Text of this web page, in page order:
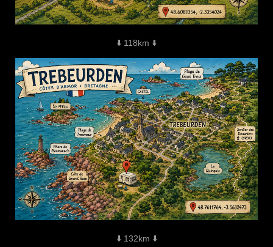
⬇️ 118km ⬇️
⬇️ 132km ⬇️